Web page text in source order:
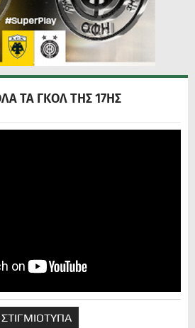
ΤΑ ΓΚΟΛ ΤΗΣ 17ΗΣ
ΣΤΙΓΜΙΟΤΥΠΑ